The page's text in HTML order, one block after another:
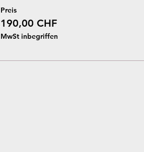
Preis
190,00 CHF
MwSt inbegriffen